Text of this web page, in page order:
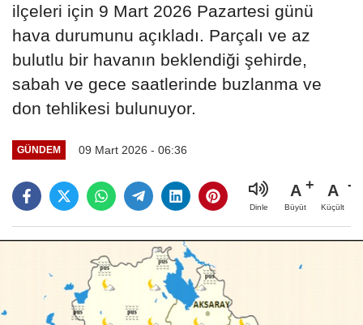
ilçeleri için 9 Mart 2026 Pazartesi günü
hava durumunu açıkladı. Parçalı ve az
bulutlu bir havanın beklendiği şehirde,
sabah ve gece saatlerinde buzlanma ve
don tehlikesi bulunuyor.
GÜNDEM 09 Mart 2026 - 06:36
Dinle
A
Büyüt
A
Küçült